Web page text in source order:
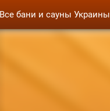
Все бани и сауны Украины